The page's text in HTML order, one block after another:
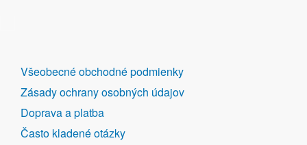
DALŠÍ
ODKAZY
Všeobecné obchodné podmienky
Zásady ochrany osobných údajov
Doprava a platba
Často kladené otázky